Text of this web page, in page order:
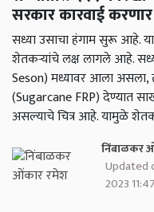
सरकार कारवाई
सध्या उसाचा हंगाम सुरू आहे.
शेतकऱ्यांचे लक्ष लागले आहे.
Seson) मध्यावर आला
(Sugarcane FRP) देण्यात
असल्याचे चित्र आहे. यामुळे
निंबाळकर
Updated
2023